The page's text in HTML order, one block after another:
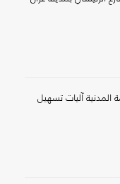
المدنية آليات تسهيل